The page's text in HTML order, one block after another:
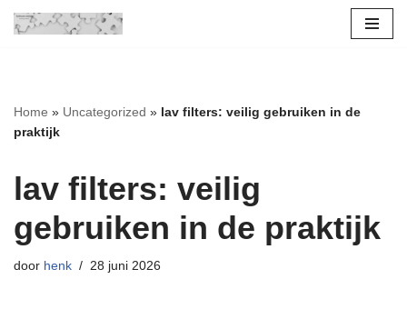
inhoud
Home » Uncategorized » lav filters: veilig gebruiken in de
praktijk
lav filters: veilig
gebruiken in de praktijk
door henk 28 juni 2026